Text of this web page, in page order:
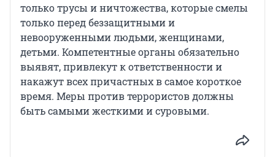
только трусы и ничтожества, которые смелы
только перед беззащитными и
невооруженными людьми, женщинами,
детьми. Компетентные органы обязательно
выявят, привлекут к ответственности и
накажут всех причастных в самое короткое
время. Меры против террористов должны
быть самыми жесткими и суровыми.